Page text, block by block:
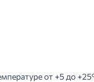
от +5 до